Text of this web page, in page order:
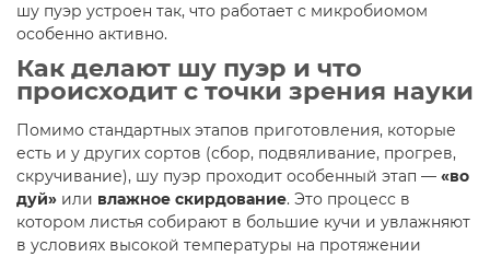
шу пуэр устроен так, что работает с микробиомом
особенно активно.
Как делают шу пуэр и что
происходит с точки зрения науки
Помимо стандартных этапов приготовления, которые
есть и у других сортов (сбор, подвяливание, прогрев,
скручивание), шу пуэр проходит особенный этап — «во
дуй» или влажное скирдование. Это процесс в
котором листья собирают в большие кучи и увлажняют
в условиях высокой температуры на протяжении